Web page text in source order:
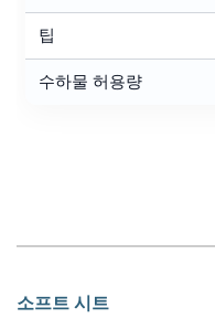
팁
수하물 허용량
소프트 시트